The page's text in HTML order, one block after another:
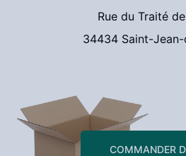
Rue du Traité
34434 Saint-Jean-
COMMANDER